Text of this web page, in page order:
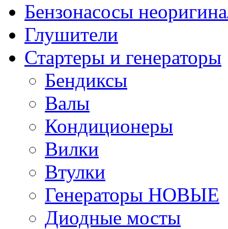
Бензонасосы
Глушители
Стартеры и генераторы
Бендиксы
Валы
Кондиционеры
Вилки
Втулки
Генераторы НОВЫЕ
Диодные мосты